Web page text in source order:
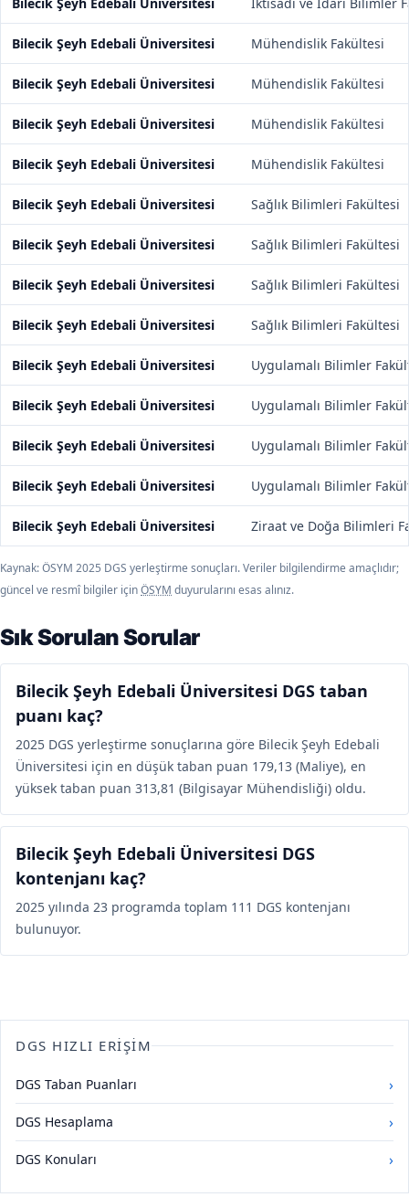
Bilecik Şeyh Edebali Üniversitesi Mühendislik Fakültesi
Bilecik Şeyh Edebali Üniversitesi Mühendislik Fakültesi
Bilecik Şeyh Edebali Üniversitesi Mühendislik Fakültesi
Bilecik Şeyh Edebali Üniversitesi Mühendislik Fakültesi
Bilecik Şeyh Edebali Üniversitesi Sağlık Bilimleri Fakültesi
Bilecik Şeyh Edebali Üniversitesi Sağlık Bilimleri Fakültesi
Bilecik Şeyh Edebali Üniversitesi Sağlık Bilimleri Fakültesi
Bilecik Şeyh Edebali Üniversitesi Sağlık Bilimleri Fakültesi
Bilecik Şeyh Edebali Üniversitesi Uygulamalı Bilimler
Bilecik Şeyh Edebali Üniversitesi Uygulamalı Bilimler
Bilecik Şeyh Edebali Üniversitesi Uygulamalı Bilimler
Bilecik Şeyh Edebali Üniversitesi Uygulamalı Bilimler
Bilecik Şeyh Edebali Üniversitesi Ziraat ve Doğa Bilimleri
Kaynak: ÖSYM 2025 DGS yerleştirme sonuçları. Veriler bilgilendirme amaçlıdır;
güncel ve resmî bilgiler içinÖSYM duyurularını esas alınız.
Sık Sorulan Sorular
Bilecik Şeyh Edebali Üniversitesi DGS taban
puanı kaç?
2025 DGS yerleştirme sonuçlarına göre Bilecik Şeyh Edebali
Üniversitesi için en düşük taban puan 179,13 (Maliye), en
yüksek taban puan 313,81 (Bilgisayar Mühendisliği) oldu.
Bilecik Şeyh Edebali Üniversitesi DGS
kontenjanı kaç?
2025 yılında 23 programda toplam 111 DGS kontenjanı
bulunuyor.
DGS HIZLI ERIŞIM
DGS Taban Puanları ›
DGS Hesaplama ›
DGS Konuları ›